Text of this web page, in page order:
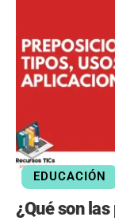
EDUCACIÓN
¿Qué son